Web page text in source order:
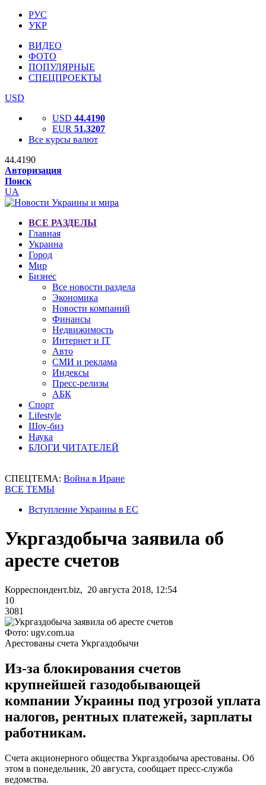
РУС
УКР
ВИДЕО
ФОТО
ПОПУЛЯРНЫЕ
СПЕЦПРОЕКТЫ
USD
USD 44.4190
EUR 51.3207
Все курсы валют
44.4190
Авторизация
Поиск
UA
ВСЕ РАЗДЕЛЫ
Главная
Украина
Город
Мир
Бизнес
Все новости раздела
Экономика
Новости компаний
Финансы
Недвижимость
Интернет и IT
Авто
СМИ и реклама
Индексы
Пресс-релизы
АБК
Спорт
Lifestyle
Шоу-биз
Наука
БЛОГИ ЧИТАТЕЛЕЙ
СПЕЦТЕМА: Война в Иране
ВСЕ ТЕМЫ
Вступление Украины в ЕС
Укргаздобыча заявила об
аресте счетов
Корреспондент.biz, 20 августа 2018, 12:54
10
3081
Фото: ugv.com.ua
Арестованы счета Укргаздобычи
Из-за блокирования счетов
крупнейшей газодобывающей
компании Украины под угрозой уплата
налогов, рентных платежей, зарплаты
работникам.
Счета акционерного общества Укргаздобыча арестованы. Об
этом в понедельник, 20 августа, сообщает пресс-служба
ведомства.